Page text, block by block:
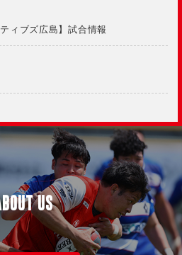
ィブズ広島】試合情報
US